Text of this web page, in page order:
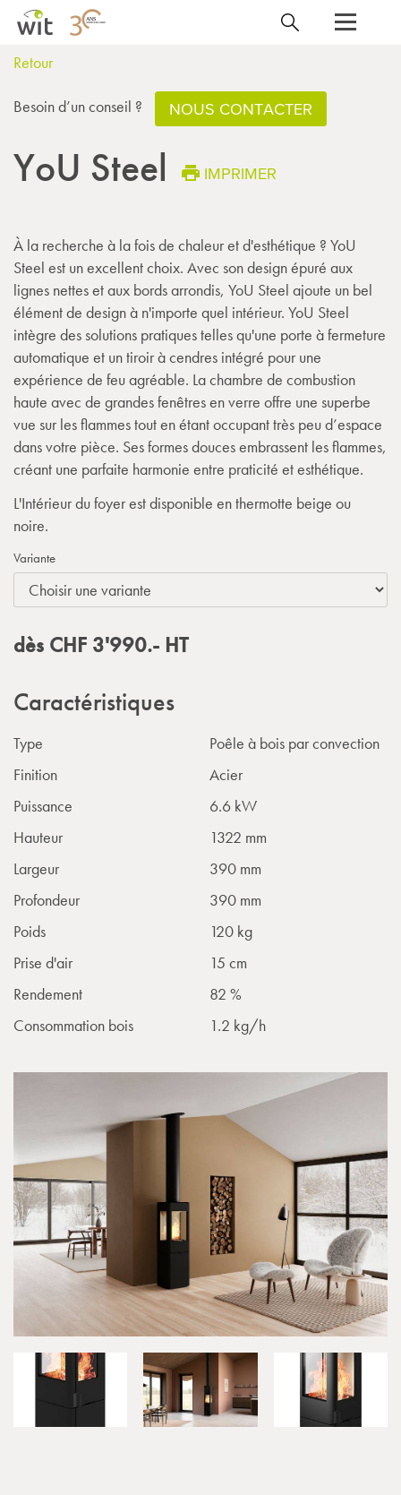
Retour
Besoin d’un conseil ? NOUS CONTACTER
YoU Steel IMPRIMER
À la recherche à la fois de chaleur et d'esthétique ? YoU
Steel est un excellent choix. Avec son design épuré aux
lignes nettes et aux bords arrondis, YoU Steel ajoute un bel
élément de design à n'importe quel intérieur. YoU Steel
intègre des solutions pratiques telles qu'une porte à fermeture
automatique et un tiroir à cendres intégré pour une
expérience de feu agréable. La chambre de combustion
haute avec de grandes fenêtres en verre offre une superbe
vue sur les flammes tout en étant occupant très peu d’espace
dans votre pièce. Ses formes douces embrassent les flammes,
créant une parfaite harmonie entre praticité et esthétique.
L'Intérieur du foyer est disponible en thermotte beige ou
noire.
Variante
dès CHF 3'990.- HT
Caractéristiques
Type
Poêle à bois par convection
Finition
Acier
Puissance
6.6 kW
Hauteur
1322 mm
Largeur
390 mm
Profondeur
390 mm
Poids
120 kg
Prise d'air
15 cm
Rendement
82 %
Consommation bois
1.2 kg/h